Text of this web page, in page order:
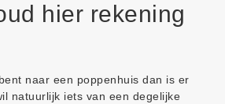
hier rekening
naar een poppenhuis dan is er
natuurlijk iets van een degelijke